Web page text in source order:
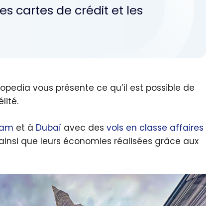
cartes de crédit et les
vous présente ce qu’il est possible de
et à Dubaï avec des vols en classe affaires
que leurs économies réalisées grâce aux